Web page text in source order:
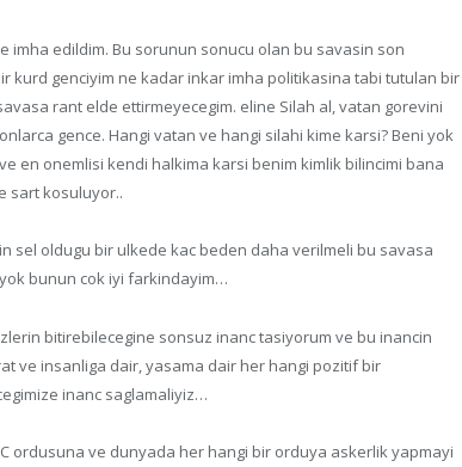
imha edildim. Bu sorunun sonucu olan bu savasin son
kurd genciyim ne kadar inkar imha politikasina tabi tutulan bir
rant elde ettirmeyecegim. eline Silah al, vatan gorevini
gence. Hangi vatan ve hangi silahi kime karsi? Beni yok
en onemlisi kendi halkima karsi benim kimlik bilincimi bana
sart kosuluyor..
sel oldugu bir ulkede kac beden daha verilmeli bu savasa
bunun cok iyi farkindayim…
bitirebilecegine sonsuz inanc tasiyorum ve bu inancin
ve insanliga dair, yasama dair her hangi pozitif bir
inanc saglamaliyiz…
ordusuna ve dunyada her hangi bir orduya askerlik yapmayi